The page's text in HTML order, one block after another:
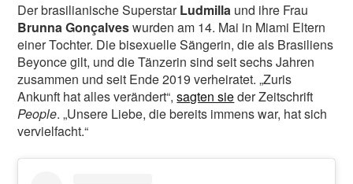
Der brasilianische SuperstarLudmilla und ihre Frau
Brunna Gonçalveswurden am 14. Mai in Miami Eltern
einer Tochter. Die bisexuelle Sängerin, die als Brasiliens
Beyonce gilt, und die Tänzerin sind seit sechs Jahren
zusammen und seit Ende 2019 verheiratet. „Zuris
Ankunft hat alles verändert“,sagten sieder Zeitschrift
People. „Unsere Liebe, die bereits immens war, hat sich
vervielfacht.“